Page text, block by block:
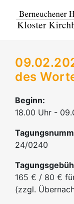
des
Beginn:
18.00 Uhr -
24/0240
165 € / 80 €
(zzgl.